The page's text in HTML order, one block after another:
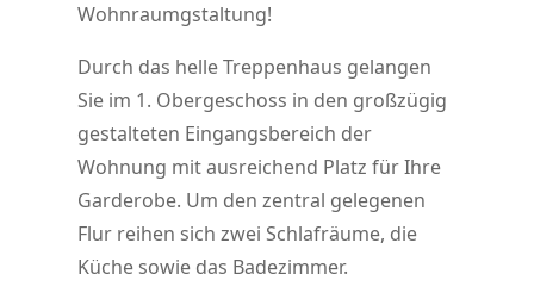
Wohnraumgstaltung!
Durch das helle Treppenhaus gelangen
Sie im 1. Obergeschoss in den großzügig
gestalteten Eingangsbereich der
Wohnung mit ausreichend Platz für Ihre
Garderobe. Um den zentral gelegenen
Flur reihen sich zwei Schlafräume, die
Küche sowie das Badezimmer.